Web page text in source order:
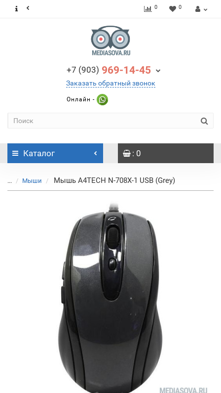
0 0
+7 (903) 969-14-45
Заказать обратный звонок
Онлайн -
Каталог : 0
... Мыши Мышь A4TECH N-708X-1 USB (Grey)